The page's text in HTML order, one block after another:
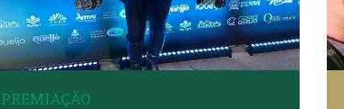
PREMIAÇÃO